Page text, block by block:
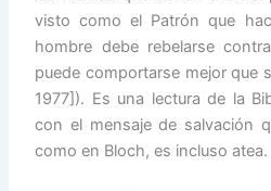
visto como el Patrón que
hombre debe rebelarse
puede comportarse mejor que
1977]). Es una lectura de la
con el mensaje de salvación
como en Bloch, es incluso atea.